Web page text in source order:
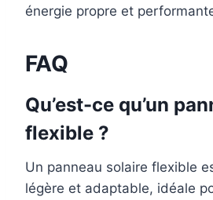
énergie propre et
FAQ
Qu’est-ce qu’un
flexible ?
Un panneau solaire flexible
légère et adaptable, idéale